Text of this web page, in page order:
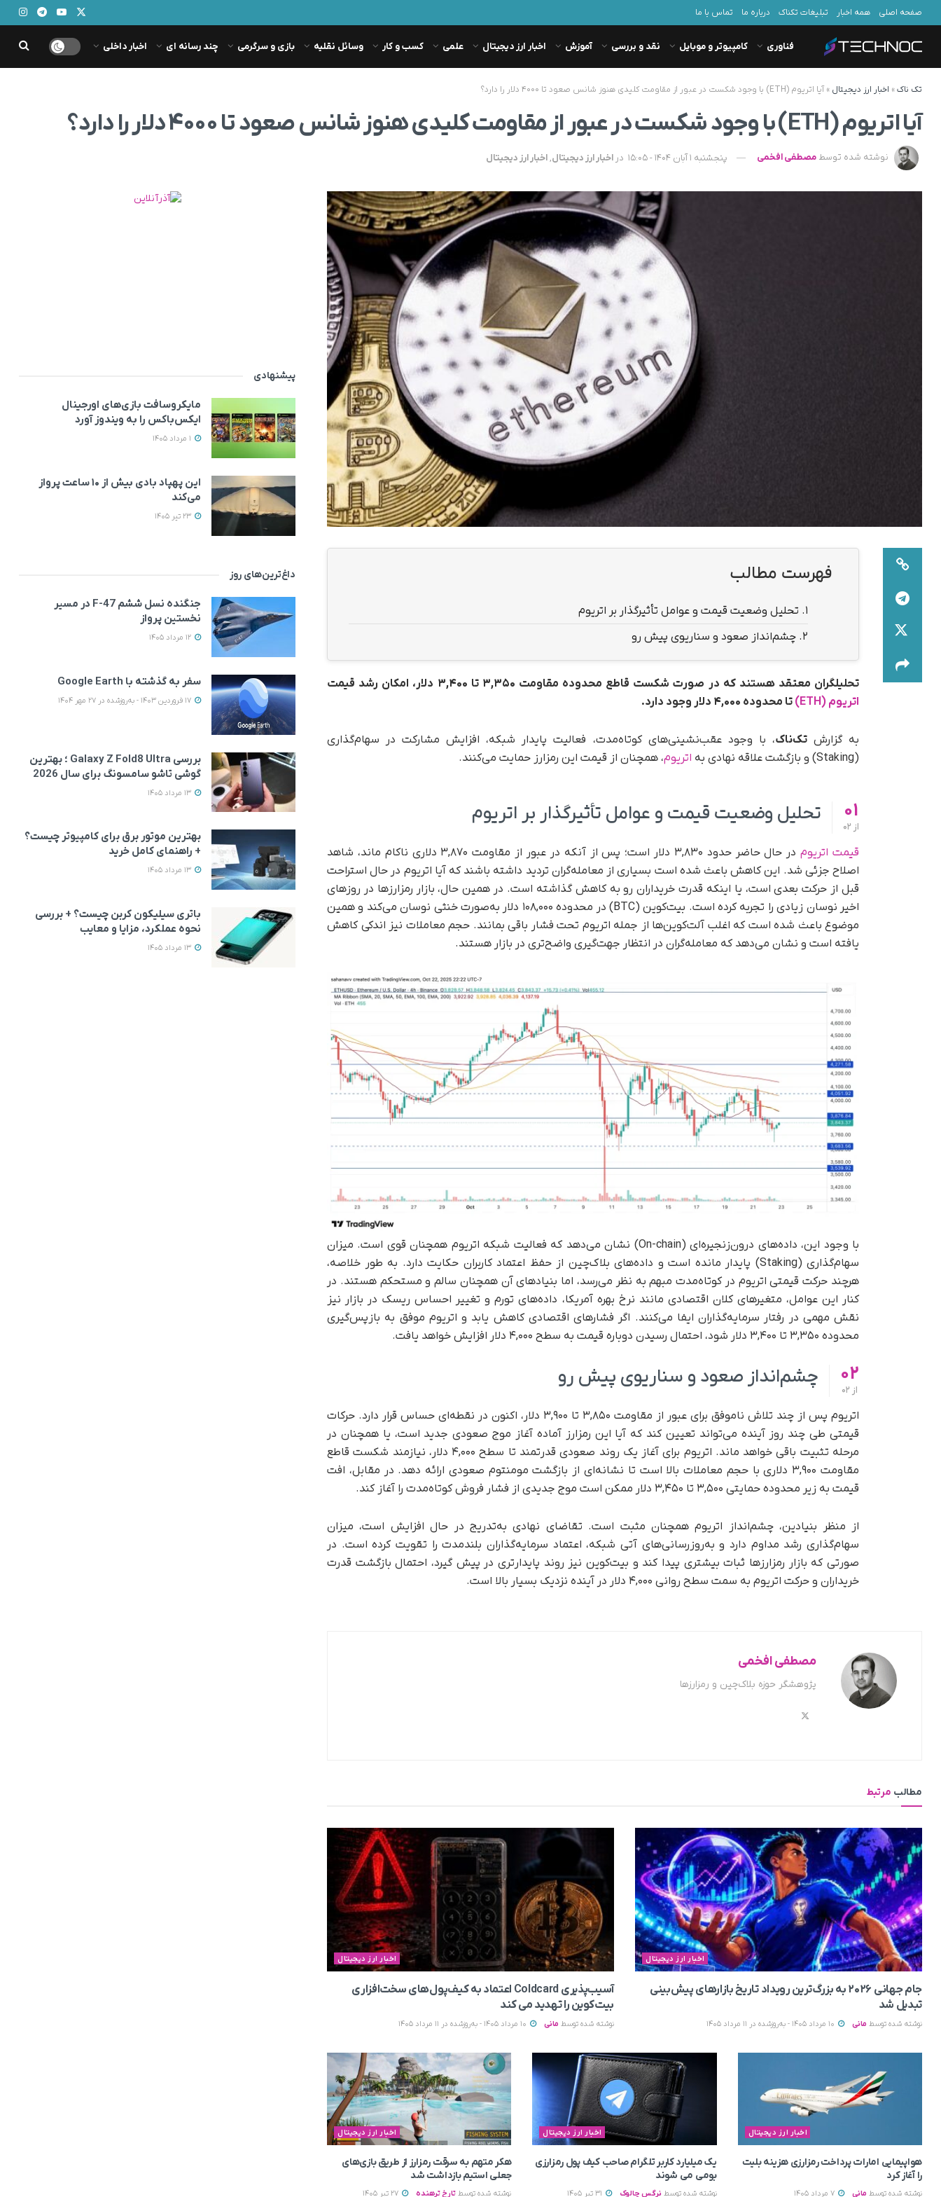
صفحه اصلی همه اخبار تبلیغات تکناک درباره ما تماس با ما
فناوری کامپیوتر و موبایل نقد و بررسی آموزش اخبار ارز دیجیتال علمی کسب و کار وسائل نقلیه بازی و سرگرمی چند رسانه ای اخبار داخلی
تک ناک» اخبار ارز دیجیتال » آیا اتریوم (ETH) با وجود شکست در عبور از مقاومت کلیدی هنوز شانس صعود تا ۴۰۰۰ دلار را دارد؟
آیا اتریوم (ETH) با وجود شکست در عبور از مقاومت کلیدی هنوز شانس صعود تا ۴۰۰۰ دلار را دارد؟
نوشته شده توسط مصطفی افخمی پنجشنبه 1 آبان 1404 - 15:05 در اخبار ارز دیجیتال,اخبار ارز دیجیتال
فهرست مطالب
1. تحلیل وضعیت قیمت و عوامل تأثیرگذار بر اتریوم
2. چشم‌انداز صعود و سناریوی پیش رو
تحلیلگران معتقد هستند که در صورت شکست قاطع محدوده مقاومت ۳,۳۵۰ تا ۳,۴۰۰ دلار، امکان رشد قیمت
اتریوم (ETH)
تا محدوده ۴,۰۰۰ دلار وجود دارد.
به گزارشتک‌ناک، با وجود عقب‌نشینی‌های کوتاه‌مدت، فعالیت پایدار شبکه، افزایش مشارکت در سهام‌گذاری
(Staking) و بازگشت علاقه نهادی به
اتریوم، همچنان از قیمت این رمزارز حمایت می‌کنند.
01
از
تحلیل وضعیت قیمت و عوامل تأثیرگذار بر اتریوم
قیمت اتریوم
در حال حاضر حدود ۳,۸۳۰ دلار است؛ پس از آنکه در عبور از مقاومت ۳,۸۷۰ دلاری ناکام ماند، شاهد
اصلاح جزئی شد. این کاهش باعث شده است بسیاری از معامله‌گران تردید داشته باشند که آیا اتریوم در حال استراحت
قبل از حرکت بعدی است، یا اینکه قدرت خریداران رو به کاهش گذاشته است. در همین حال، بازار رمزارزها در روزهای
اخیر نوسان زیادی را تجربه کرده است. بیت‌کوین (BTC) در محدوده ۱۰۸,۰۰۰ دلار به‌صورت خنثی نوسان می‌کند و همین
موضوع باعث شده است که اغلب آلت‌کوین‌ها از جمله اتریوم تحت فشار باقی بمانند. حجم معاملات نیز اندکی کاهش
یافته است و نشان می‌دهد که معامله‌گران در انتظار جهت‌گیری واضح‌تری در بازار هستند.
با وجود این، داده‌های درون‌زنجیره‌ای (On-chain) نشان می‌دهد که فعالیت شبکه اتریوم همچنان قوی است. میزان
سهام‌گذاری (Staking) پایدار مانده است و داده‌های بلاک‌چین از حفظ اعتماد کاربران حکایت دارد. به‌ طور خلاصه،
هرچند حرکت قیمتی اتریوم در کوتاه‌مدت مبهم به نظر می‌رسد، اما بنیادهای آن همچنان سالم و مستحکم هستند. در
کنار این عوامل، متغیرهای کلان اقتصادی مانند نرخ بهره آمریکا، داده‌های تورم و تغییر احساس ریسک در بازار نیز
نقش مهمی در رفتار سرمایه‌گذاران ایفا می‌کنند. اگر فشارهای اقتصادی کاهش یابد و اتریوم موفق به بازپس‌گیری
محدوده ۳,۳۵۰ تا ۳,۴۰۰ دلار شود، احتمال رسیدن دوباره قیمت به سطح ۴,۰۰۰ دلار افزایش خواهد یافت.
02
از
چشم‌انداز صعود و سناریوی پیش رو
اتریوم پس از چند تلاش ناموفق برای عبور از مقاومت ۳,۸۵۰ تا ۳,۹۰۰ دلار، اکنون در نقطه‌ای حساس قرار دارد. حرکات
قیمتی طی چند روز آینده می‌تواند تعیین کند که آیا این رمزارز آماده آغاز موج صعودی جدید است، یا همچنان در
مرحله تثبیت باقی خواهد ماند. اتریوم برای آغاز یک روند صعودی قدرتمند تا سطح ۴,۰۰۰ دلار، نیازمند شکست قاطع
مقاومت ۳,۹۰۰ دلاری با حجم معاملات بالا است تا نشانه‌ای از بازگشت مومنتوم صعودی ارائه دهد. در مقابل، افت
قیمت به زیر محدوده حمایتی ۳,۵۰۰ تا ۳,۴۵۰ دلار ممکن است موج جدیدی از فشار فروش کوتاه‌مدت را آغاز کند.
از منظر بنیادین، چشم‌انداز اتریوم همچنان مثبت است. تقاضای نهادی به‌تدریج در حال افزایش است، میزان
سهام‌گذاری رشد مداوم دارد و به‌روزرسانی‌های آتی شبکه، اعتماد سرمایه‌گذاران بلندمدت را تقویت کرده است. در
صورتی که بازار رمزارزها ثبات بیشتری پیدا کند و بیت‌کوین نیز روند پایدارتری در پیش گیرد، احتمال بازگشت قدرت
خریداران و حرکت اتریوم به سمت سطح روانی ۴,۰۰۰ دلار در آینده نزدیک بسیار بالا است.
مصطفی افخمی
پژوهشگر حوزه بلاک‌چین و رمزارزها
مطالب مرتبط
اخبار ارز دیجیتال
جام جهانی ۲۰۲۶ به بزرگ‌ترین رویداد تاریخ بازارهای پیش‌بینی
تبدیل شد
نوشته شده توسط مانی
اخبار ارز دیجیتال
آسیب‌پذیری Coldcard اعتماد به کیف‌پول‌های سخت‌افزاری
بیت‌کوین را تهدید می‌ کند
نوشته شده توسط مانی
اخبار ارز دیجیتال
هواپیمایی امارات پرداخت رمزارزی هزینه بلیت
را آغاز کرد
نوشته شده توسط مانی
اخبار ارز دیجیتال
یک میلیارد کاربر تلگرام صاحب کیف پول رمزارزی
بومی می‌ شوند
نوشته شده توسط نرگس چالوک
اخبار ارز دیجیتال
هکر متهم به سرقت رمزارز از طریق بازی‌های
جعلی استیم بازداشت شد
نوشته شده توسط تارخ ترهنده
پیشنهادی
مایکروسافت بازی‌های اورجینال
ایکس‌باکس را به ویندوز آورد
این پهپاد بادی بیش از ۱۰ ساعت پرواز
می‌کند
داغ‌ترین‌های روز
جنگنده نسل ششم F-47 در مسیر
نخستین پرواز
سفر به گذشته با Google Earth
بررسی Galaxy Z Fold8 Ultra ؛ بهترین
گوشی تاشو سامسونگ برای سال 2026
بهترین موتور برق برای کامپیوتر چیست؟
+ راهنمای کامل خرید
باتری سیلیکون کربن چیست؟ + بررسی
نحوه عملکرد، مزایا و معایب